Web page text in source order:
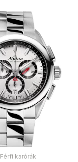
Férfi karórák